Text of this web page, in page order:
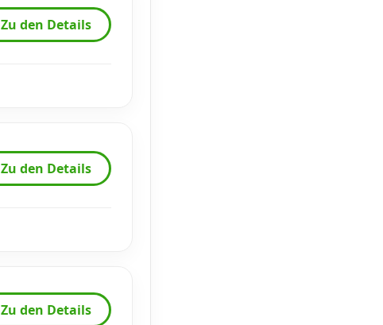
Zu den Details
Zu den Details
Zu den Details